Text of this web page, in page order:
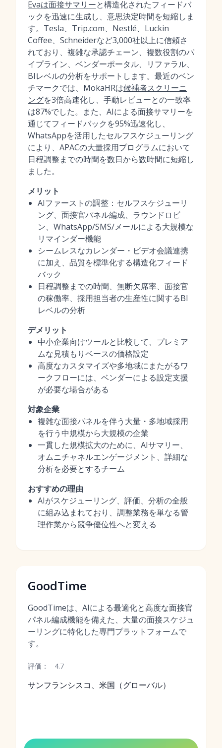
Evaは面接サマリーと構造化されたフィードバ
ックを迅速に生成し、意思決定時間を短縮しま
す。Tesla、Trip.com、Nestlé、Luckin
Coffee、Schneiderなど3,000社以上に信頼さ
れており、複雑な承認チェーン、複数役割のパ
イプライン、ベンダーポータル、リファラル、
BIレベルの分析をサポートします。最近のベン
チマークでは、MokaHRは候補者スクリーニ
ングを3倍高速化し、手動レビューとの一致率
は87%でした。また、AIによる面接サマリーを
通じてフィードバックを95%迅速化し、
WhatsAppを活用したセルフスケジューリング
により、APACの大量採用プログラムにおいて
日程調整までの時間を数日から数時間に短縮し
ました。
メリット
AIファーストの調整：セルフスケジューリ
ング、面接官パネル編成、ラウンドロビ
ン、WhatsApp/SMS/メールによる大規模な
リマインダー機能
シームレスなカレンダー・ビデオ会議連携
に加え、品質を標準化する構造化フィード
バック
日程調整までの時間、無断欠席率、面接官
の稼働率、採用担当者の生産性に関するBI
レベルの分析
デメリット
中小企業向けツールと比較して、プレミア
ムな見積もりベースの価格設定
高度なカスタマイズや多地域にまたがるワ
ークフローには、ベンダーによる設定支援
が必要な場合がある
対象企業
複雑な面接パネルを伴う大量・多地域採用
を行う中規模から大規模の企業
一貫した規模拡大のために、AIサマリー、
オムニチャネルエンゲージメント、詳細な
分析を必要とするチーム
おすすめの理由
AIがスケジューリング、評価、分析の全般
に組み込まれており、調整業務を単なる管
理作業から競争優位性へと変える
GoodTime
GoodTimeは、AIによる最適化と高度な面接官
パネル編成機能を備えた、大量の面接スケジュ
ーリングに特化した専門プラットフォームで
す。
評価： 4.7
サンフランシスコ、米国（グローバル）